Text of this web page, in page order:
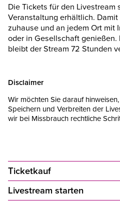
Die Tickets für den Livestream
Veranstaltung erhältlich.
zuhause und an jedem Ort mit
oder in Gesellschaft
bleibt der Stream 72 Stunden
Disclaimer
Wir möchten Sie darauf
Speichern und Verbreiten der
wir bei Missbrauch rechtliche
Ticketkauf
Livestream starten